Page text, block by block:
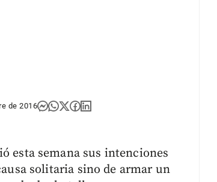
de 2016
esta semana sus intenciones
solitaria sino de armar un